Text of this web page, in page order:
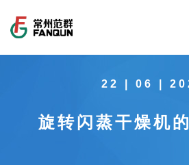
公司介绍
22 | 06 |
旋转闪蒸干燥机